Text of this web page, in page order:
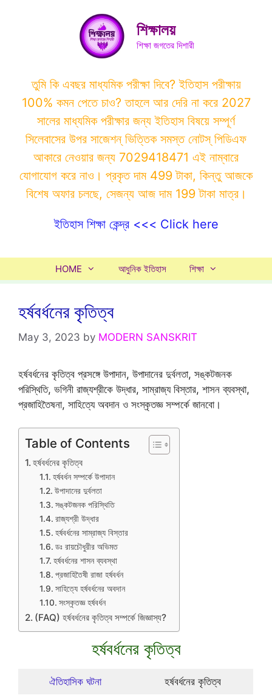
শিক্ষালয়
শিক্ষা জগতের দিশারী
তুমি কি এবছর মাধ্যমিক পরীক্ষা দিবে? ইতিহাস পরীক্ষায়
100% কমন পেতে চাও? তাহলে আর দেরি না করে 2027
সালের মাধ্যমিক পরীক্ষার জন্য ইতিহাস বিষয়ে সম্পূর্ণ
সিলেবাসের উপর সাজেশন্ ভিত্তিক সমস্ত নোটস্ পিডিএফ
আকারে নেওয়ার জন্য 7029418471 এই নাম্বারে
যোগাযোগ করে নাও। প্রকৃত দাম 499 টাকা, কিন্তু আজকে
বিশেষ অফার চলছে, সেজন্য আজ দাম 199 টাকা মাত্র।
ইতিহাস শিক্ষা কেন্দ্র <<< Click here
HOME আধুনিক ইতিহাস শিক্ষা
হর্ষবর্ধনের কৃতিত্ব
May 3, 2023 by MODERN SANSKRIT
হর্ষবর্ধনের কৃতিত্ব প্রসঙ্গে উপাদান, উপাদানের দুর্বলতা, সঙ্কটজনক
পরিস্থিতি, ভগিনী রাজ্যশ্রীকে উদ্ধার, সাম্রাজ্য বিস্তার, শাসন ব্যবস্থা,
প্রজাহিতৈষনা, সাহিত্যে অবদান ও সংস্কৃতজ্ঞ সম্পর্কে জানবো।
Table of Contents
হর্ষবর্ধনের কৃতিত্ব
হর্ষবর্ধন সম্পর্কে উপাদান
উপাদানের দুর্বলতা
সঙ্কটজনক পরিস্থিতি
রাজ্যশ্রী উদ্ধার
হর্ষবর্ধনের সাম্রাজ্য বিস্তার
ডঃ রায়চৌধুরীর অভিমত
হর্ষবর্ধনের শাসন ব্যবস্থা
প্রজাহিতৈষী রাজা হর্ষবর্ধন
সাহিত্যে হর্ষবর্ধনের অবদান
সংস্কৃতজ্ঞ হর্ষবর্ধন
(FAQ) হর্ষবর্ধনের কৃতিত্ব সম্পর্কে জিজ্ঞাস্য?
হর্ষবর্ধনের কৃতিত্ব
ঐতিহাসিক ঘটনা হর্ষবর্ধনের কৃতিত্ব